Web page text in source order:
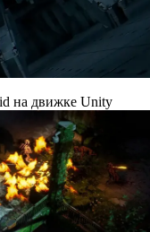
на движке Unity